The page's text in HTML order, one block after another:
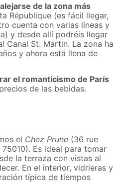
alejarse de la zona más
République (es fácil llegar,
cuenta con varias líneas y
y desde allí podréis llegar
Canal St. Martin. La zona ha
y ahora está llena de
el romanticismo de París
de las bebidas.
el Chez Prune (36 rue
75010). Es ideal para tomar
la terraza con vistas al
En el interior, vidrieras y
típica de tiempos